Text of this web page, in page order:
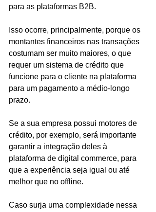
para as plataformas B2B.
Isso ocorre, principalmente, porque os
montantes financeiros nas transações
costumam ser muito maiores, o que
requer um sistema de crédito que
funcione para o cliente na plataforma
para um pagamento a médio-longo
prazo.
Se a sua empresa possui motores de
crédito, por exemplo, será importante
garantir a integração deles à
plataforma de digital commerce, para
que a experiência seja igual ou até
melhor que no offline.
Caso surja uma complexidade nessa